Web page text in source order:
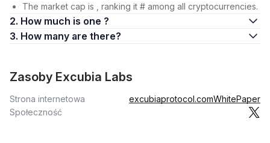
The market cap is , ranking it # among all cryptocurrencies.
2. How much is one ?
3. How many are there?
Zasoby Excubia Labs
Strona internetowa excubiaprotocol.comWhitePaper
Społeczność